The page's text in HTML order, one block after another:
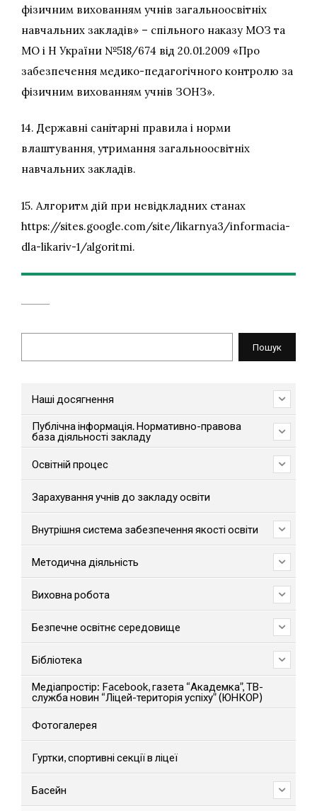
фізичним вихованням учнів загальноосвітніх
навчальних закладів» – спільного наказу МОЗ та
МО і Н України №518/674 від 20.01.2009 «Про
забезпечення медико-педагогічного контролю за
фізичним вихованням учнів ЗОНЗ».
14. Державні санітарні правила і норми
влаштування, утримання загальноосвітніх
навчальних закладів.
15. Алгоритм дій при невідкладних станах
https://sites.google.com/site/likarnya3/informacia-
dla-likariv-1/algoritmi.
Пошук
Наші досягнення
Публічна інформація. Нормативно-правова
база діяльності закладу
Освітній процес
Зарахування учнів до закладу освіти
Внутрішня система забезпечення якості освіти
Методична діяльність
Виховна робота
Безпечне освітнє середовище
Бібліотека
Медіапростір: Facebook, газета “Академка”, ТВ-
служба новин “Ліцей-територія успіху” (ЮНКОР)
Фотогалерея
Гуртки, спортивні секції в ліцеї
Басейн